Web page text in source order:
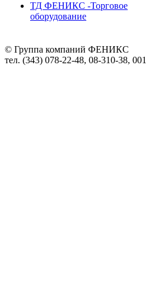
ТД ФЕНИКС -Торговое
оборудование
© Группа компаний ФЕНИКС
тел. (343) 078-22-48, 08-310-38,